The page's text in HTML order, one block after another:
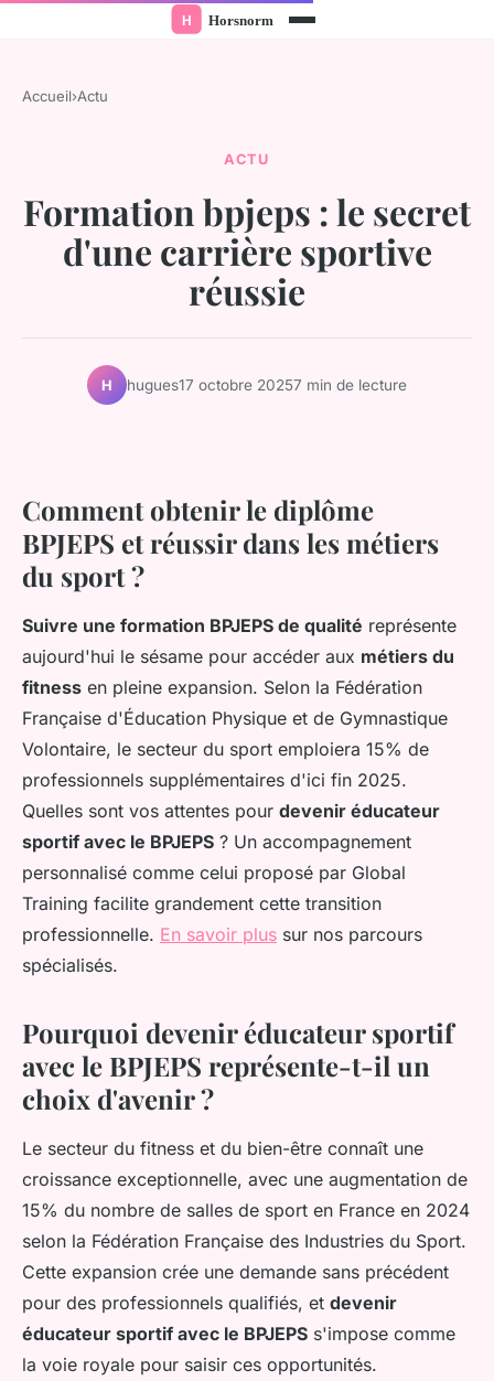
Accueil›Actu
ACTU
Formation bpjeps : le secret
d'une carrière sportive
réussie
H hugues17 octobre 20257 min de lecture
Comment obtenir le diplôme
BPJEPS et réussir dans les métiers
du sport ?
Suivre une formation BPJEPS de qualité représente
aujourd'hui le sésame pour accéder aux métiers du
fitness en pleine expansion. Selon la Fédération
Française d'Éducation Physique et de Gymnastique
Volontaire, le secteur du sport emploiera 15% de
professionnels supplémentaires d'ici fin 2025.
Quelles sont vos attentes pour devenir éducateur
sportif avec le BPJEPS ? Un accompagnement
personnalisé comme celui proposé par Global
Training facilite grandement cette transition
professionnelle. En savoir plus sur nos parcours
spécialisés.
Pourquoi devenir éducateur sportif
avec le BPJEPS représente-t-il un
choix d'avenir ?
Le secteur du fitness et du bien-être connaît une
croissance exceptionnelle, avec une augmentation de
15% du nombre de salles de sport en France en 2024
selon la Fédération Française des Industries du Sport.
Cette expansion crée une demande sans précédent
pour des professionnels qualifiés, et devenir
éducateur sportif avec le BPJEPS s'impose comme
la voie royale pour saisir ces opportunités.